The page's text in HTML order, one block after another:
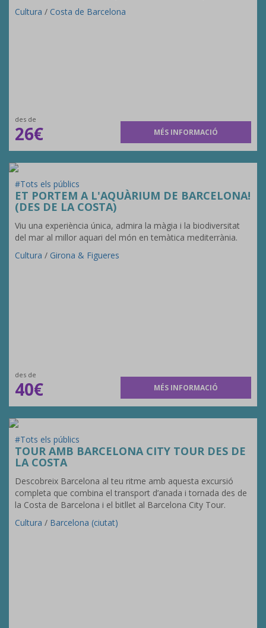
Cultura / Costa de Barcelona
des de
26€ MÉS INFORMACIÓ
#Tots els públics
ET PORTEM A L'AQUÀRIUM DE BARCELONA!
(DES DE LA COSTA)
Viu una experiència única, admira la màgia i la biodiversitat
del mar al millor aquari del món en temàtica mediterrània.
Cultura / Girona & Figueres
des de
40€ MÉS INFORMACIÓ
#Tots els públics
TOUR AMB BARCELONA CITY TOUR DES DE
LA COSTA
Descobreix Barcelona al teu ritme amb aquesta excursió
completa que combina el transport d’anada i tornada des de
la Costa de Barcelona i el bitllet al Barcelona City Tour.
Cultura / Barcelona (ciutat)